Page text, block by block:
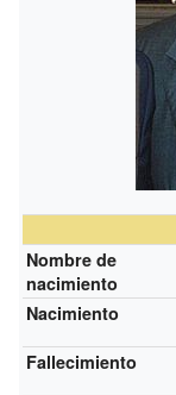
Nombre de
nacimiento
Nacimiento
Fallecimiento